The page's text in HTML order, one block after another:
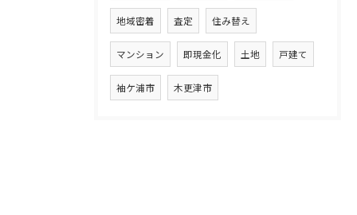
地域密着 査定 住み替え
マンション 即現金化 土地 戸建て
袖ケ浦市 木更津市